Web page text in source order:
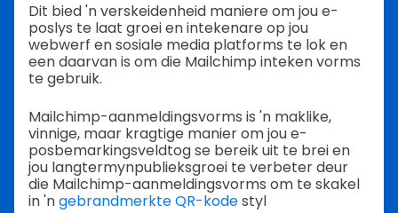
Dit bied 'n verskeidenheid maniere om jou e-
poslys te laat groei en intekenare op jou
webwerf en sosiale media platforms te lok en
een daarvan is om die Mailchimp inteken vorms
te gebruik.
Mailchimp-aanmeldingsvorms is 'n maklike,
vinnige, maar kragtige manier om jou e-
posbemarkingsveldtog se bereik uit te brei en
jou langtermynpublieksgroei te verbeter deur
die Mailchimp-aanmeldingsvorms om te skakel
in 'ngebrandmerkte QR-kodestyl